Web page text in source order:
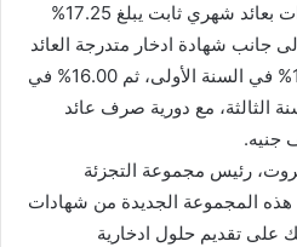
بينها شهادة ادخار لمدة 3 سنوات بعائد شهري ثابت يبلغ 17.25%
جانب شهادة ادخار متدرجة العائد
لمدة 3 سنوات تبدأ بعائد 18.00% في السنة الأولى، ثم 16.00% في
و14.00% في السنة الثالثة، مع دورية صرف عائد
رئيس مجموعة التجزئة
هذه المجموعة الجديدة من شهادات
على تقديم حلول ادخارية